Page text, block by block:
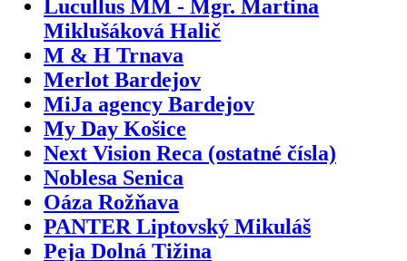
Lucullus MM - Mgr. Martina
Miklušáková Halič
M & H Trnava
Merlot Bardejov
MiJa agency Bardejov
My Day Košice
Next Vision Reca (ostatné čísla)
Noblesa Senica
Oáza Rožňava
PANTER Liptovský Mikuláš
Peja Dolná Tižina